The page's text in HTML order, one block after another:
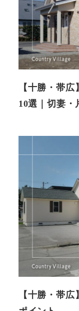
【十勝・帯
10選｜切妻・
【十勝・帯